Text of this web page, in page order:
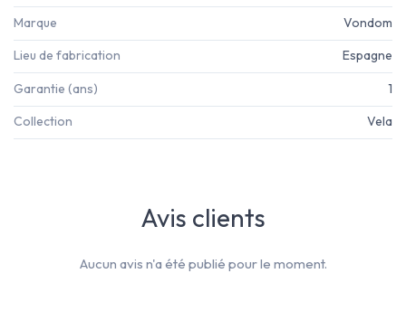
Marque Vondom
Lieu de fabrication Espagne
Garantie (ans) 1
Collection Vela
Avis clients
Aucun avis n'a été publié pour le moment.